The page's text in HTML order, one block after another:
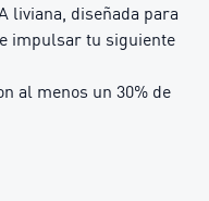
liviana, diseñada para
impulsar tu siguiente
al menos un 30% de